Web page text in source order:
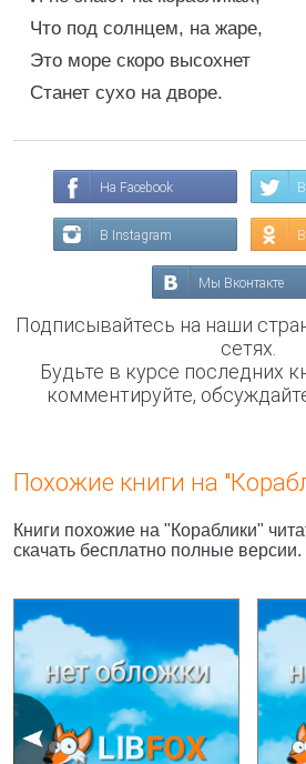
Что под солнцем, на жаре,
Это море скоро высохнет
Станет сухо на дворе.
На Facebook
В Instagram
Мы Вконтакте
Подписывайтесь на наши
сетях.
Будьте в курсе последних
комментируйте,
Похожие книги на
Книги похожие на "Кораблики"
скачать бесплатно полные версии.